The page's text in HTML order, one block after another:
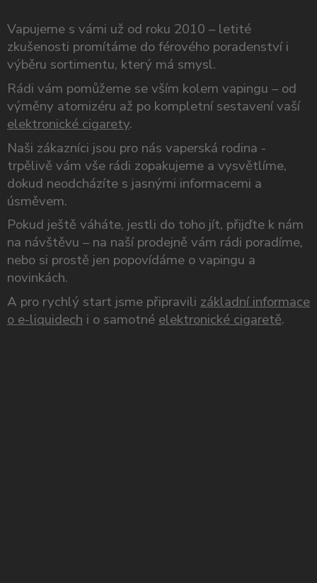
Vapujeme s vámi už od roku 2010 – letité
zkušenosti promítáme do férového poradenství i
výběru sortimentu, který má smysl.
Rádi vám pomůžeme se vším kolem vapingu – od
výměny atomizéru až po kompletní sestavení vaší
elektronické cigarety.
Naši zákazníci jsou pro nás vaperská rodina -
trpělivě vám vše rádi zopakujeme a vysvětlíme,
dokud neodcházíte s jasnými informacemi a
úsměvem.
Pokud ještě váháte, jestli do toho jít, přijďte k nám
na návštěvu – na naší prodejně vám rádi poradíme,
nebo si prostě jen popovídáme o vapingu a
novinkách.
A pro rychlý start jsme připravili základní informace
o e-liquidech i o samotné elektronické cigaretě.